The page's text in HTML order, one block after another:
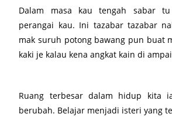
Dalam masa kau tengah sabar
perangai kau. Ini tazabar tazabar
mak suruh potong bawang pun buat
kaki je kalau kena angkat kain di
Ruang terbesar dalam hidup kita
berubah. Belajar menjadi isteri yang